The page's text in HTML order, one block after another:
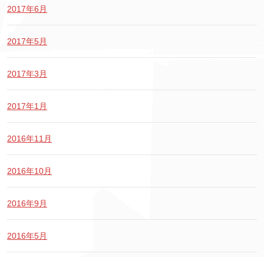
2017年6月
2017年5月
2017年3月
2017年1月
2016年11月
2016年10月
2016年9月
2016年5月